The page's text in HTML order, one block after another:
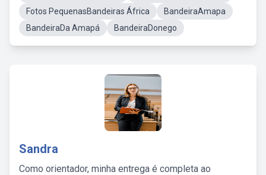
Fotos PequenasBandeiras África
BandeiraAmapa
BandeiraDa Amapá
BandeiraDonego
Sandra
Como orientador, minha entrega é completa ao